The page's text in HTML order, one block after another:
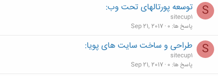
S توسعه پورتالهای تحت وب:
sitecup1
پاسخ ها 0
Sep 21, 2017
S طراحی و ساخت سایت های پویا:
sitecup1
پاسخ ها 0
Sep 21, 2017